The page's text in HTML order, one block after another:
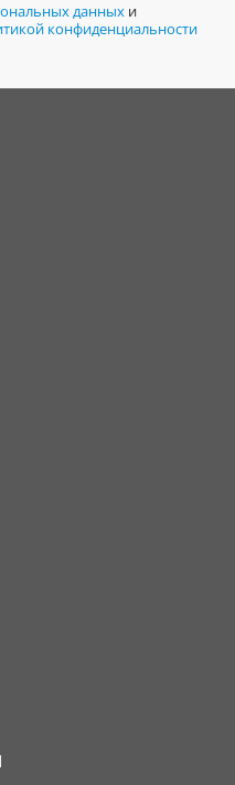
данных и
конфиденциальности